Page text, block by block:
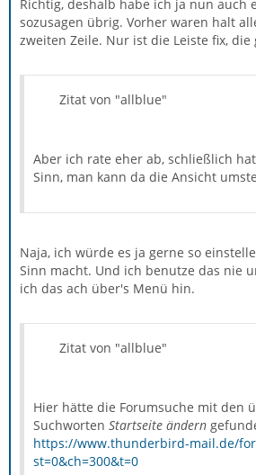
Richtig, deshalb habe ich ja nun auch
sozusagen übrig. Vorher waren halt
zweiten Zeile. Nur ist die Leiste fix, die
Zitat von "allblue"
Aber ich rate eher ab, schließlich
Sinn, man kann da die Ansicht
Naja, ich würde es ja gerne so
Sinn macht. Und ich benutze das nie
ich das ach über's Menü hin.
Zitat von "allblue"
Hier hätte die Forumsuche mit den
Suchworten Startseite ändern
https://www.thunderbird-mail.de/
st=0&ch=300&t=0